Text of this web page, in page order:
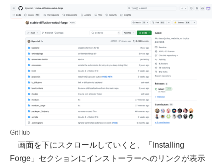
GitHub
画面を下にスクロールしていくと、「Installing
Forge」セクションにインストーラーへのリンクが表示